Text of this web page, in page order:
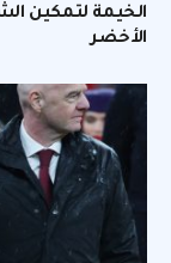
الخيمة لتمكين
الأخضر